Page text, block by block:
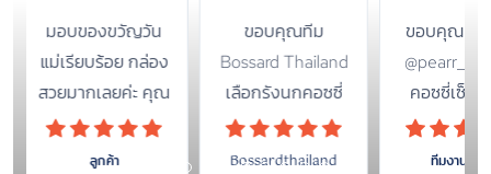
ขอบคุณทีม
Bossard Thailand
เลือกรังนกคอซซี่
มอบเป็นของขวัญ
ขอบคุณแก่คู่ค้านะ
Bossardthailand
ขอบคุณคุณแพร์
@pearr_t ที่เลือก
คอซซี่เซ็ตพิเศษ
จัดดอกไม้มอบให้
คุณแม่ในวันพิเศษ
ทีมงานคอซซี่
ขอขอบคุณ
พงษ์ ที่อุ
สินค้า กล่
ขวัญรังนก
อย่างต่อเ
ทีมงานคอ